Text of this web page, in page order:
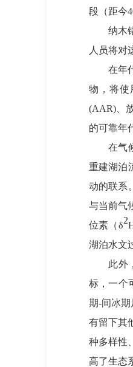
段（距今
纳木错
人员将对
在年代
物，将使
(AAR)、
的可靠年
在气候
重建湖泊
动的联系
与当前气
位素（δ2
湖泊水文
此外，
标，一个
期-间冰
有留下其
种多样性
高了生态